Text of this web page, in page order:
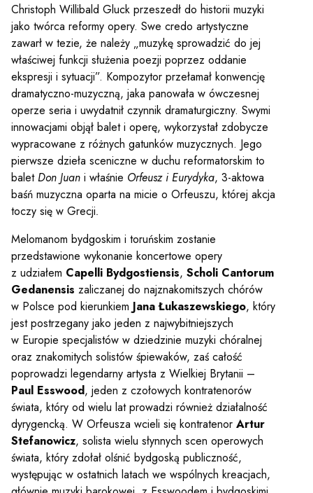
Christoph Willibald Gluck przeszedł do historii muzyki
jako twórca reformy opery. Swe credo artystyczne
zawarł w tezie, że należy „muzykę sprowadzić do jej
właściwej funkcji służenia poezji poprzez oddanie
ekspresji i sytuacji”. Kompozytor przełamał konwencję
dramatyczno-muzyczną, jaka panowała w ówczesnej
operze seria i uwydatnił czynnik dramaturgiczny. Swymi
innowacjami objął balet i operę, wykorzystał zdobycze
wypracowane z różnych gatunków muzycznych. Jego
pierwsze dzieła sceniczne w duchu reformatorskim to
baletDon Juan i właśnie Orfeusz i Eurydyka, 3-aktowa
baśń muzyczna oparta na micie o Orfeuszu, której akcja
toczy się w Grecji.
Melomanom bydgoskim i toruńskim zostanie
przedstawione wykonanie koncertowe opery
z udziałem Capelli Bydgostiensis, Scholi Cantorum
Gedanensis zaliczanej do najznakomitszych chórów
w Polsce pod kierunkiem Jana Łukaszewskiego, który
jest postrzegany jako jeden z najwybitniejszych
w Europie specjalistów w dziedzinie muzyki chóralnej
oraz znakomitych solistów śpiewaków, zaś całość
poprowadzi legendarny artysta z Wielkiej Brytanii –
Paul Esswood, jeden z czołowych kontratenorów
świata, który od wielu lat prowadzi również działalność
dyrygencką. W Orfeusza wcieli się kontratenor Artur
Stefanowicz, solista wielu słynnych scen operowych
świata, który zdołał olśnić bydgoską publiczność,
występując w ostatnich latach we wspólnych kreacjach,